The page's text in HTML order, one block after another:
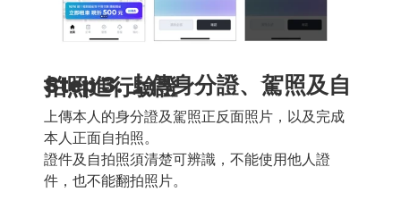
Step 3. 上傳身分證、駕照及自拍照進行驗證
上傳本人的身分證及駕照正反面照片，以及完成
本人正面自拍照。
證件及自拍照須清楚可辨識，不能使用他人證
件，也不能翻拍照片。